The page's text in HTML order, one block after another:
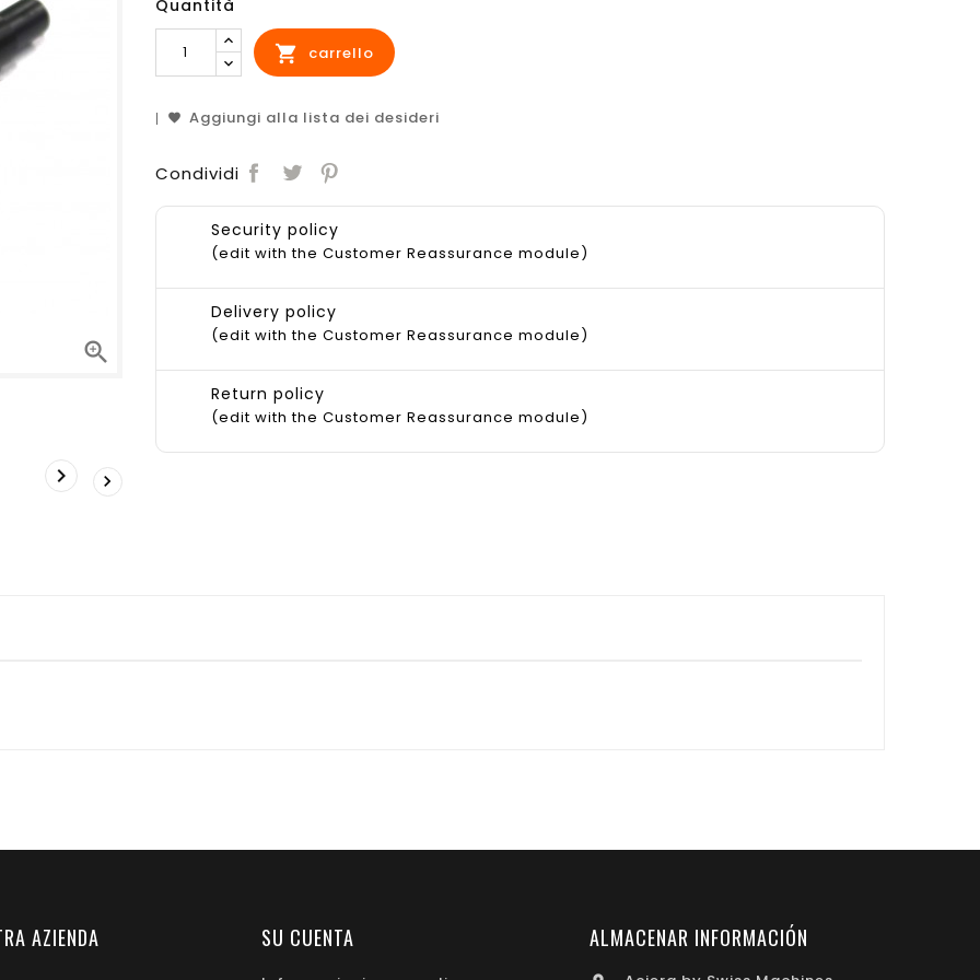

 
Quantità
 carrello
Aggiungi alla lista dei desideri
Condividi
Security policy
(edit with the Customer Reassurance module)
Delivery policy
(edit with the Customer Reassurance module)
Return policy
(edit with the Customer Reassurance module)
AZIENDA SU CUENTA ALMACENAR INFORMACIÓN